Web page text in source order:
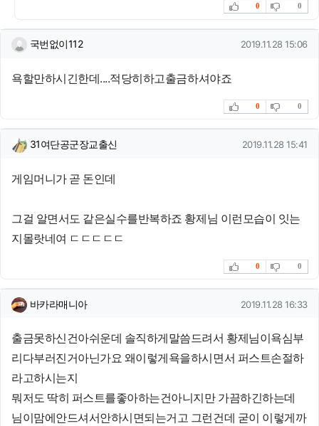
추천
0 비추천
0
국번없이112님의 댓글
국번없이112 작성일
2019.11.28 15:06
욕할만하시긴한데....적당히하고출금하셔야죠
추천
0 비추천
0
31여단공군장교출신님의 댓글
31여단공군장교출신 작성일
2019.11.28 15:41
게임머니가 곧 돈인데
그걸 알면서도 같은실수를반복하죠 황제님 이런모습이 잇는
지몰랏네여 ㄷㄷㄷㄷㄷ
추천
0 비추천
0
바카라매니아님의 댓글
바카라매니아 작성일
2019.11.28 16:33
출금못하신건아쉬운데 솔직하게말씀드려서 황제님이욕심부
리다부러진거아닌가요 왜이렇게욕을하시면서 퍼스트손절하
라고하시는지
뭐저도 딱히 퍼스트를좋아하는건아니지만 가끔하긴하는데
님이맘에안드셔서안하시면되는거고 그런건데 굳이 이렇게까